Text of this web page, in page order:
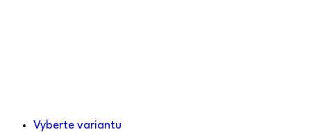
Vyberte variantu